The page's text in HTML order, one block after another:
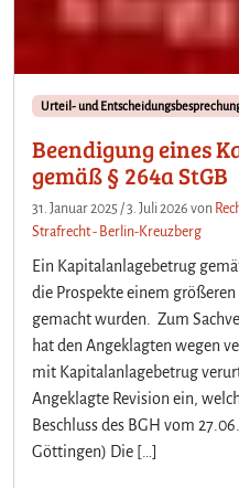
Urteil- und
Beendigung eines
gemäß § 264a StGB
31. Januar 2025 /3. Juli 2026 von
Strafrecht - Berlin-Kreuzberg
Ein Kapitalanlagebetrug
die Prospekte einem
gemacht wurden. Zum
hat den Angeklagten wegen
mit Kapitalanlagebetrug
Angeklagte Revision ein,
Beschluss des BGH vom
Göttingen) Die […]